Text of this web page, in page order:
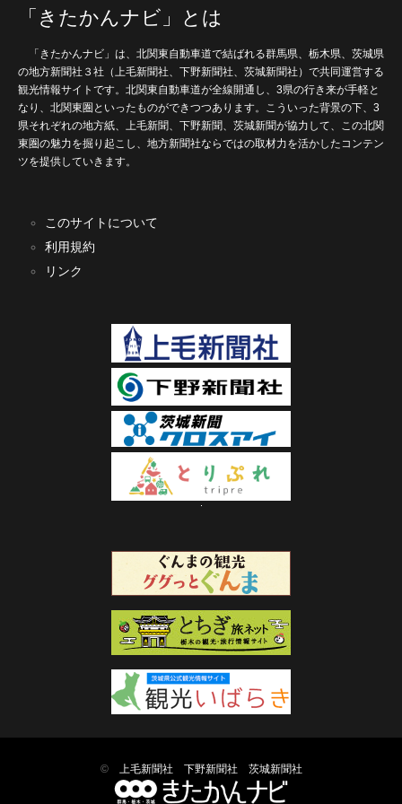
「きたかんナビ」とは
「きたかんナビ」は、北関東自動車道で結ばれる群馬県、栃木県、茨城県
の地方新聞社３社（上毛新聞社、下野新聞社、茨城新聞社）で共同運営する
観光情報サイトです。北関東自動車道が全線開通し、3県の行き来が手軽と
なり、北関東圏といったものができつつあります。こういった背景の下、3
県それぞれの地方紙、上毛新聞、下野新聞、茨城新聞が協力して、この北関
東圏の魅力を掘り起こし、地方新聞社ならではの取材力を活かしたコンテン
ツを提供していきます。
このサイトについて
利用規約
リンク
© 上毛新聞社 下野新聞社 茨城新聞社